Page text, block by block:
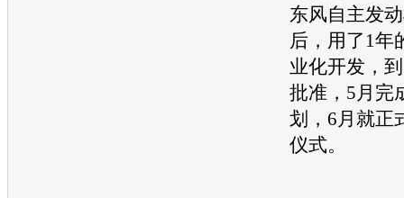
东风自主发
后，用了1年
业化开发，
批准，5月完
划，6月就正
仪式。